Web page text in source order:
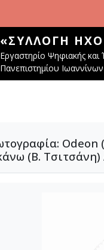
«ΣΥΛΛΟΓΉ
Εργαστηρίο Ψηφιακής
Πανεπιστημίου Ιωαννίνων
Odeon
(Β.